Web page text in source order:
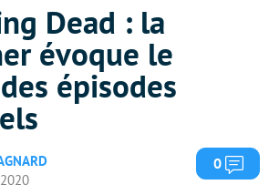
Dead : la
évoque le
épisodes
0